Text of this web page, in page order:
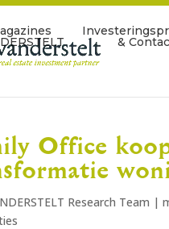
&
Office
Research Team |